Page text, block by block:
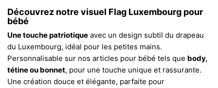
Découvrez notre visuel Flag Luxembourg pour
bébé
Une touche patriotique avec un design subtil du drapeau
du Luxembourg, idéal pour les petites mains.
Personnalisable sur nos articles pour bébé tels que body,
tétine ou bonnet, pour une touche unique et rassurante.
Une création douce et élégante, parfaite pour